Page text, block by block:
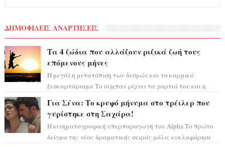
ΔΗΜΟΦΙΛΕΙΣ ΑΝΑΡΤΗΣΕΙΣ
Τα 4 ζώδια που αλλάζουν ριζικά ζωή τους
επόμενους μήνες
Η μεγάλη μετατόπιση των δεσμών και το καρμικό
ξεσκαρτάρισμα Το σύμπαν ρίχνει τα χαρτιά του και η
Για Σένα: Το κρυφό μήνυμα στο τρέιλερ που
γυρίστηκε στη Σαχάρα!
Η κινηματογραφική υπερπαραγωγή του Alpha Το πρώτο
δείγμα της νέας δραματικής σειράς μόλις κυκλοφόρησε